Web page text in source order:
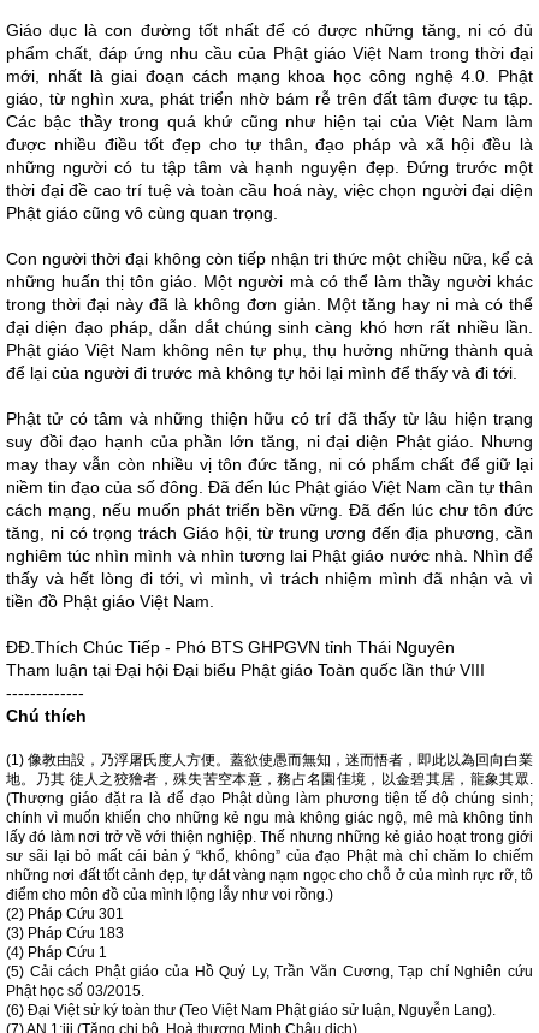
Giáo dục là con đường tốt nhất để có được những tăng, ni có đủ
phẩm chất, đáp ứng nhu cầu của Phật giáo Việt Nam trong thời đại
mới, nhất là giai đoạn cách mạng khoa học công nghệ 4.0. Phật
giáo, từ nghìn xưa, phát triển nhờ bám rễ trên đất tâm được tu tập.
Các bậc thầy trong quá khứ cũng như hiện tại của Việt Nam làm
được nhiều điều tốt đẹp cho tự thân, đạo pháp và xã hội đều là
những người có tu tập tâm và hạnh nguyện đẹp. Đứng trước một
thời đại đề cao trí tuệ và toàn cầu hoá này, việc chọn người đại diện
Phật giáo cũng vô cùng quan trọng.
Con người thời đại không còn tiếp nhận tri thức một chiều nữa, kể cả
những huấn thị tôn giáo. Một người mà có thể làm thầy người khác
trong thời đại này đã là không đơn giản. Một tăng hay ni mà có thể
đại diện đạo pháp, dẫn dắt chúng sinh càng khó hơn rất nhiều lần.
Phật giáo Việt Nam không nên tự phụ, thụ hưởng những thành quả
để lại của người đi trước mà không tự hỏi lại mình để thấy và đi tới.
Phật tử có tâm và những thiện hữu có trí đã thấy từ lâu hiện trạng
suy đồi đạo hạnh của phần lớn tăng, ni đại diện Phật giáo. Nhưng
may thay vẫn còn nhiều vị tôn đức tăng, ni có phẩm chất để giữ lại
niềm tin đạo của số đông. Đã đến lúc Phật giáo Việt Nam cần tự thân
cách mạng, nếu muốn phát triển bền vững. Đã đến lúc chư tôn đức
tăng, ni có trọng trách Giáo hội, từ trung ương đến địa phương, cần
nghiêm túc nhìn mình và nhìn tương lai Phật giáo nước nhà. Nhìn để
thấy và hết lòng đi tới, vì mình, vì trách nhiệm mình đã nhận và vì
tiền đồ Phật giáo Việt Nam.
ĐĐ.Thích Chúc Tiếp - Phó BTS GHPGVN tỉnh Thái Nguyên
Tham luận tại Đại hội Đại biểu Phật giáo Toàn quốc lần thứ VIII
-------------
Chú thích
(1) 像教由設，乃浮屠氏度人方便。蓋欲使愚而無知，迷而悟者，即此以為回向白業
地。乃其 徒人之狡獪者，殊失苦空本意，務占名園佳境，以金碧其居，龍象其眾.
(Thượng giáo đặt ra là để đạo Phật dùng làm phương tiện tế độ chúng sinh;
chính vì muốn khiến cho những kẻ ngu mà không giác ngộ, mê mà không tỉnh
lấy đó làm nơi trở về với thiện nghiệp. Thế nhưng những kẻ giảo hoạt trong giới
sư sãi lại bỏ mất cái bản ý “khổ, không” của đạo Phật mà chỉ chăm lo chiếm
những nơi đất tốt cảnh đẹp, tự dát vàng nạm ngọc cho chỗ ở của mình rực rỡ, tô
điểm cho môn đồ của mình lộng lẫy như voi rồng.)
(2) Pháp Cứu 301
(3) Pháp Cứu 183
(4) Pháp Cứu 1
(5) Cải cách Phật giáo của Hồ Quý Ly, Trần Văn Cương, Tạp chí Nghiên cứu
Phật học số 03/2015.
(6) Đại Việt sử ký toàn thư (Teo Việt Nam Phật giáo sử luận, Nguyễn Lang).
(7) AN 1:iii (Tăng chi bộ, Hoà thượng Minh Châu dịch).